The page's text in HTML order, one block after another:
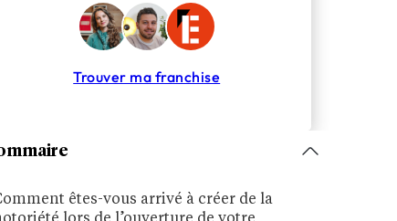
Trouver ma franchise
êtes-vous arrivé à créer de la